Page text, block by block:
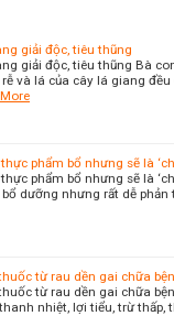
giải độc, tiêu thũng
giải độc, tiêu thũng Bà
rễ và lá của cây lá giang
phẩm bổ nhưng sẽ là
phẩm bổ nhưng sẽ là
dưỡng nhưng rất dễ phản
từ rau dền gai chữa
từ rau dền gai chữa
nhiệt, lợi tiểu, trừ thấp,